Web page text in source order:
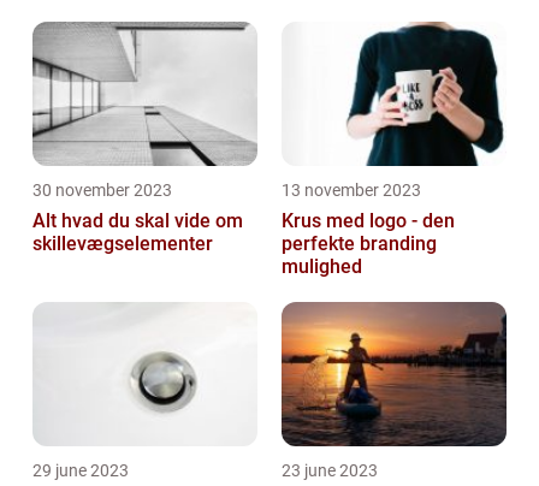
30 november 2023
Alt hvad du skal vide om
skillevægselementer
13 november 2023
Krus med logo - den
perfekte branding
mulighed
29 june 2023 23 june 2023